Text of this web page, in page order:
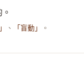
、 「盲動」 。